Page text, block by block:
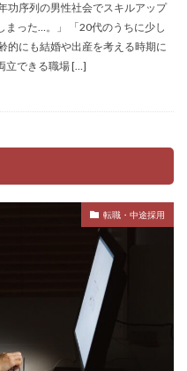
功序列の男性社会でスキルアップ
まった…。」 「20代のうちに少し
的にも結婚や出産を考える時期に
立できる職場 […]
転職・中途採用